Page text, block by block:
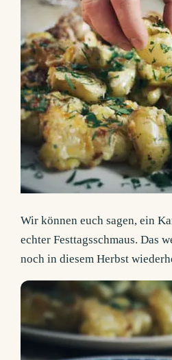
Wir können euch sagen, ein
echter Festtagsschmaus. Das
noch in diesem Herbst